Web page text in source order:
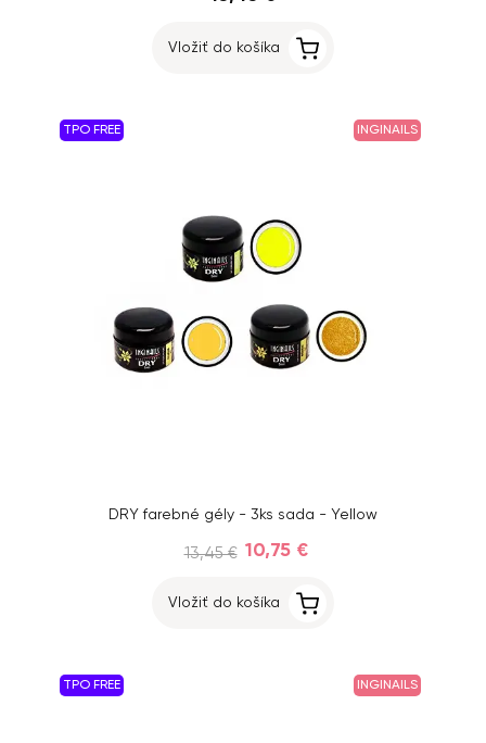
Vložiť do košíka
TPO FREE INGINAILS
DRY farebné gély - 3ks sada - Yellow
13,45 € 10,75 €
Vložiť do košíka
TPO FREE INGINAILS